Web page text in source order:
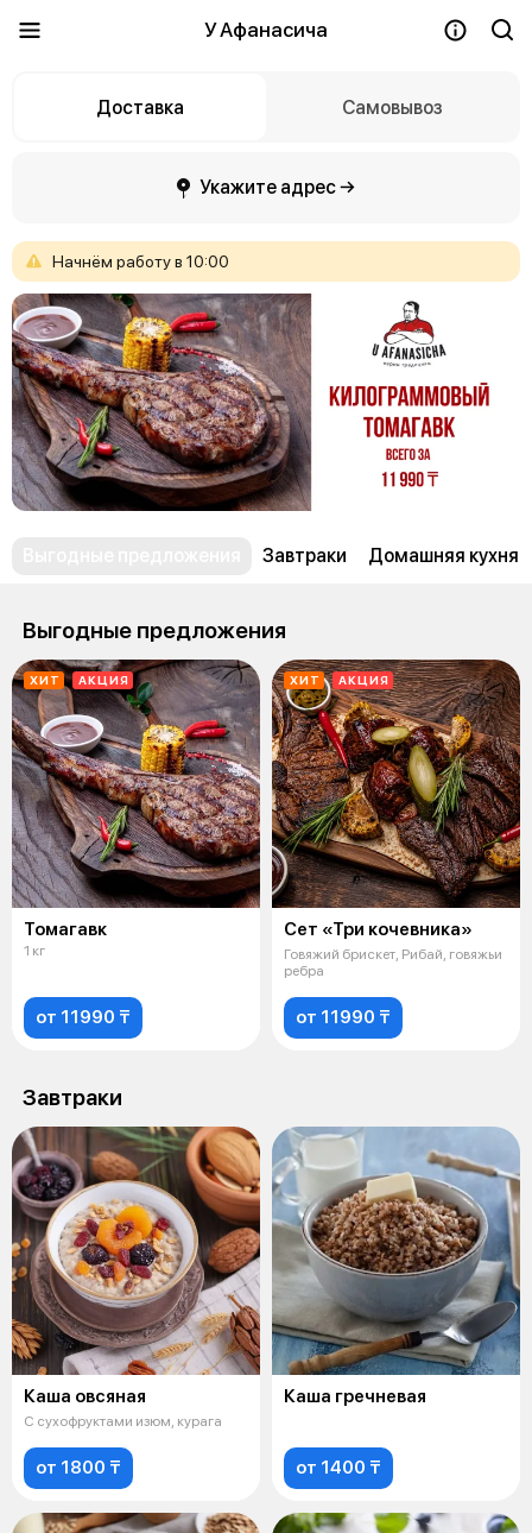
У Афанасича
Доставка Самовывоз
Укажите адрес →
Начнём работув 10:00
Завтраки Домашняя кухня
Выгодные предложения
ХИТ АКЦИЯ
Томагавк
1 кг
от 11990 ₸
ХИТ АКЦИЯ
Сет «Три кочевника»
Говяжий брискет, Рибай, говяжьи
ребра
от 11990 ₸
Завтраки
Каша овсяная
С сухофруктами изюм, курага
от 1800 ₸
Каша гречневая
от 1400 ₸